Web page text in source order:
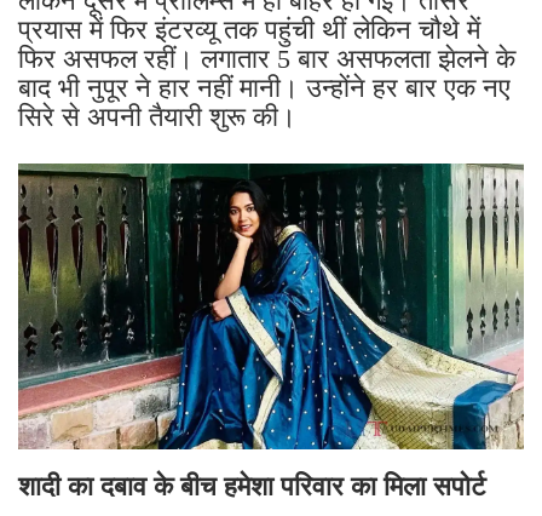
प्रयास में फिर इंटरव्यू तक पहुंची थीं लेकिन चौथे में
फिर असफल रहीं। लगातार 5 बार असफलता झेलने के
बाद भी नुपूर ने हार नहीं मानी। उन्होंने हर बार एक नए
सिरे से अपनी तैयारी शुरू की।
शादी का दबाव के बीच हमेशा परिवार का मिला सपोर्ट